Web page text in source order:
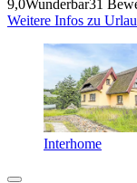
9,0Wunderbar31
Weitere Infos zu
Interhome